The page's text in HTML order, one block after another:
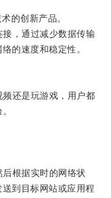
的创新产品。
，通过减少数据传输
的速度和稳定性。
还是玩游戏，用户都
根据实时的网络状
到目标网站或应用程